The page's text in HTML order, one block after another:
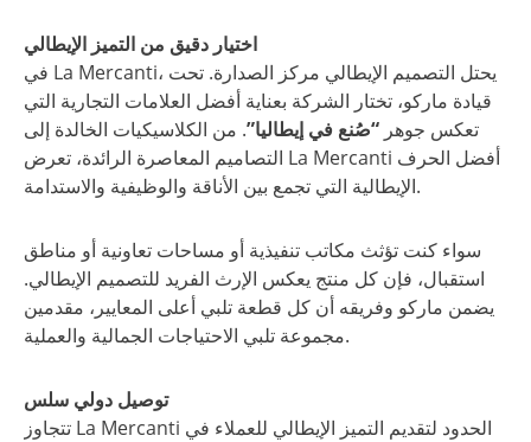
اختيار دقيق من التميز الإيطالي
في La Mercanti، يحتل التصميم الإيطالي مركز الصدارة. تحت
قيادة ماركو، تختار الشركة بعناية أفضل العلامات التجارية التي
تعكس جوهر “صُنع في إيطاليا”. من الكلاسيكيات الخالدة إلى
التصاميم المعاصرة الرائدة، تعرض La Mercanti أفضل الحرف
الإيطالية التي تجمع بين الأناقة والوظيفية والاستدامة.
سواء كنت تؤثث مكاتب تنفيذية أو مساحات تعاونية أو مناطق
استقبال، فإن كل منتج يعكس الإرث الفريد للتصميم الإيطالي.
يضمن ماركو وفريقه أن كل قطعة تلبي أعلى المعايير، مقدمين
مجموعة تلبي الاحتياجات الجمالية والعملية.
توصيل دولي سلس
تتجاوز La Mercanti الحدود لتقديم التميز الإيطالي للعملاء في